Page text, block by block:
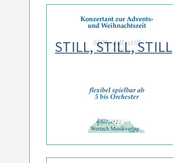
STILL, STILL, STILL